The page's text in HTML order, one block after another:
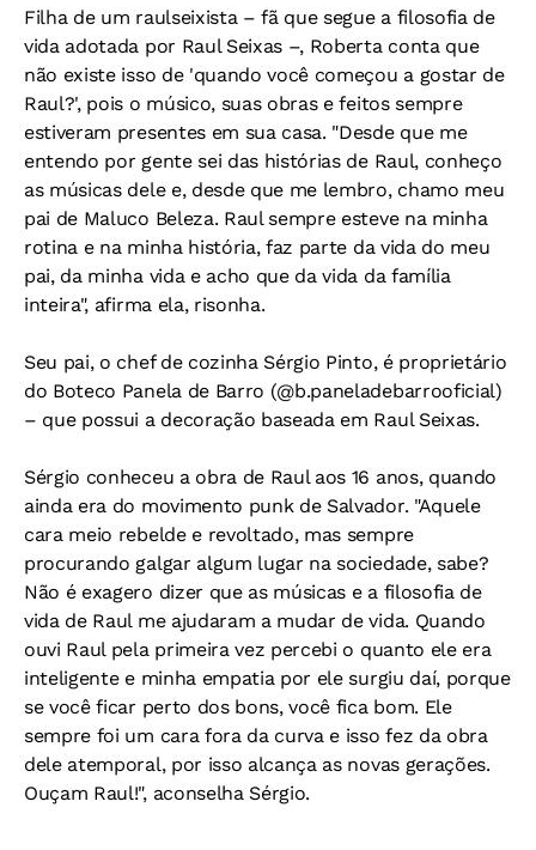
Filha de um raulseixista – fã que segue a filosofia de
vida adotada por Raul Seixas –, Roberta conta que
não existe isso de 'quando você começou a gostar de
Raul?', pois o músico, suas obras e feitos sempre
estiveram presentes em sua casa. "Desde que me
entendo por gente sei das histórias de Raul, conheço
as músicas dele e, desde que me lembro, chamo meu
pai de Maluco Beleza. Raul sempre esteve na minha
rotina e na minha história, faz parte da vida do meu
pai, da minha vida e acho que da vida da família
inteira", afirma ela, risonha.
Seu pai, o chef de cozinha Sérgio Pinto, é proprietário
do Boteco Panela de Barro (@b.paneladebarrooficial)
– que possui a decoração baseada em Raul Seixas.
Sérgio conheceu a obra de Raul aos 16 anos, quando
ainda era do movimento punk de Salvador. "Aquele
cara meio rebelde e revoltado, mas sempre
procurando galgar algum lugar na sociedade, sabe?
Não é exagero dizer que as músicas e a filosofia de
vida de Raul me ajudaram a mudar de vida. Quando
ouvi Raul pela primeira vez percebi o quanto ele era
inteligente e minha empatia por ele surgiu daí, porque
se você ficar perto dos bons, você fica bom. Ele
sempre foi um cara fora da curva e isso fez da obra
dele atemporal, por isso alcança as novas gerações.
Ouçam Raul!", aconselha Sérgio.